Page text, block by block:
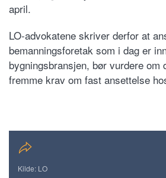
april.
LO-advokatene skriver derfor at
bemanningsforetak som i dag er
bygningsbransjen, bør vurdere om
fremme krav om fast ansettelse
Kilde: LO